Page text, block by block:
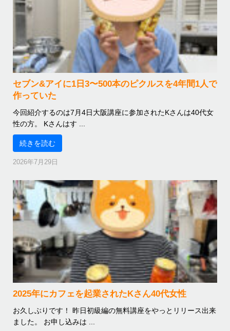
セブン&アイに1日3〜500本のピクルスを4年間1人で
作っていた
今回紹介するのは7月4日大阪講座に参加されたKさんは40代女
性の方。 Kさんはす ...
続きを読む
2026年7月29日
2025年にカフェを起業されたKさん40代女性
お久しぶりです！ 昨日初級編の無料講座をやっとリリース出来
ました。 お申し込みは ...